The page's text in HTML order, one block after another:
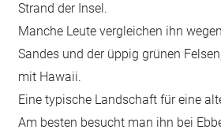
Strand der Insel.
Manche Leute vergleichen ihn
Sandes und der üppig grünen
mit Hawaii.
Eine typische Landschaft für eine
Am besten besucht man ihn bei